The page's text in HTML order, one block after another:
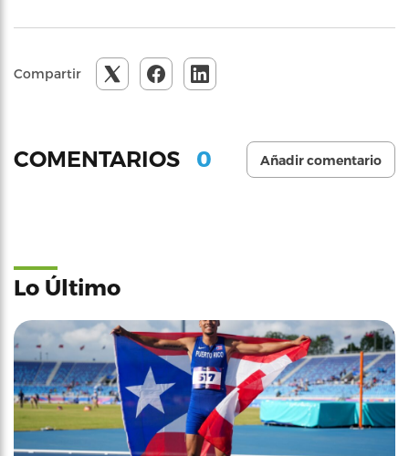
Compartir
COMENTARIOS 0 Añadir comentario
Lo Último